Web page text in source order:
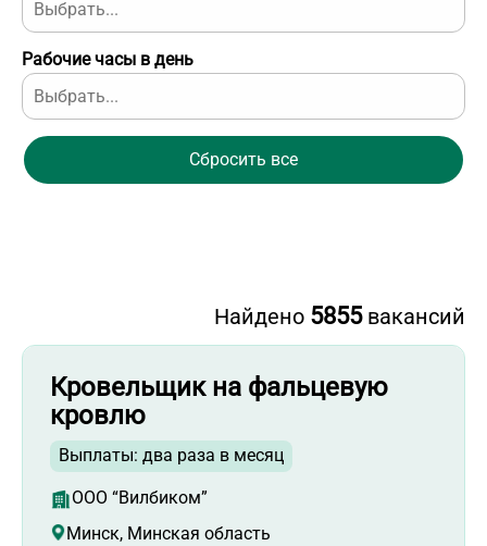
Рабочие часы в день
Сбросить все
Найдено 5855вакансий
Кровельщик на фальцевую
кровлю
Выплаты: два раза в месяц
ООО “Вилбиком”
Минск, Минская область